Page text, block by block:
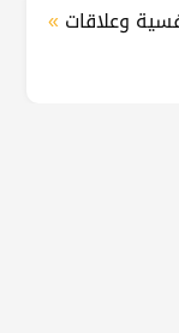
وعلاقات »